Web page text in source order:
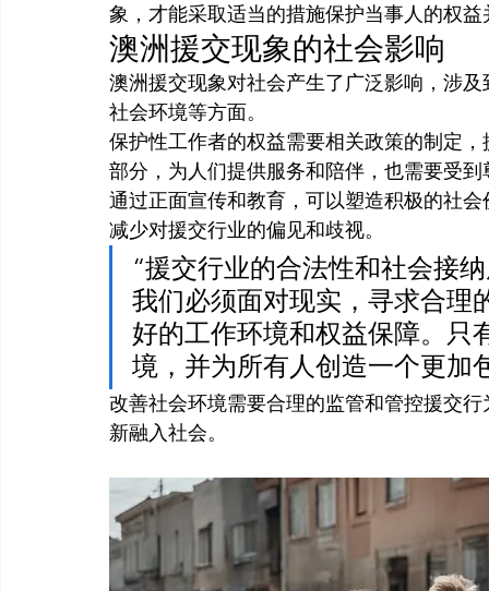
象，才能采取适当的措施保护当事人的权
澳洲援交现象的社会影响
澳洲援交现象对社会产生了广泛影响，涉
社会环境等方面。
保护性工作者的权益需要相关政策的制定
部分，为人们提供服务和陪伴，也需要受
通过正面宣传和教育，可以塑造积极的社
减少对援交行业的偏见和歧视。
“援交行业的合法性和社会接
我们必须面对现实，寻求合理
好的工作环境和权益保障。只
境，并为所有人创造一个更加
改善社会环境需要合理的监管和管控援交
新融入社会。